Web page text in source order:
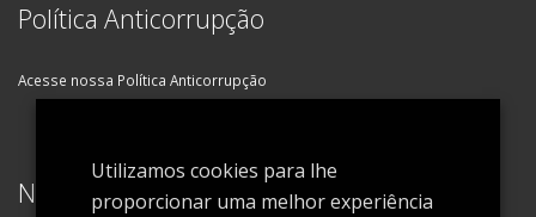
Política Anticorrupção
Acesse nossa Política Anticorrupção
Newsletter
Utilizamos cookies para lhe
proporcionar uma melhor experiência